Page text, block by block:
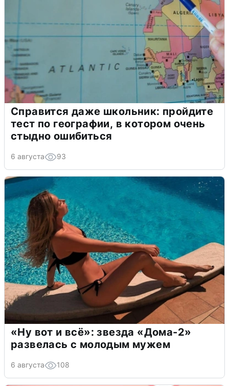
Справится даже школьник: пройдите
тест по географии, в котором очень
стыдно ошибиться
6 августа 93
«Ну вот и всё»: звезда «Дома-2»
развелась с молодым мужем
6 августа 108